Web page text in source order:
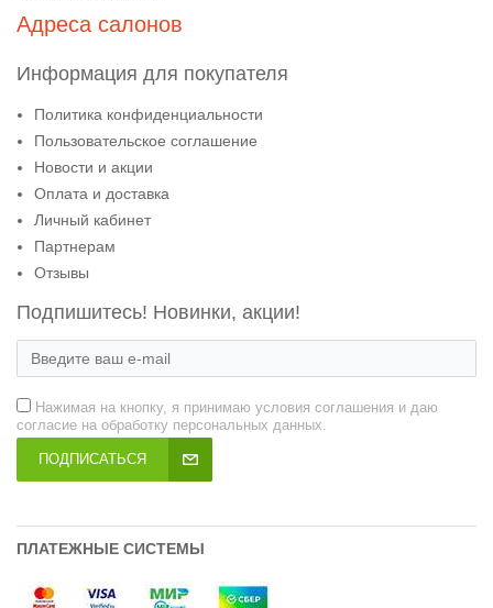
Адреса салонов
Информация для покупателя
Политика конфиденциальности
Пользовательское соглашение
Новости и акции
Оплата и доставка
Личный кабинет
Партнерам
Отзывы
Подпишитесь! Новинки, акции!
Нажимая на кнопку, я принимаю условия соглашения и даю
согласие на обработку персональных данных.
ПОДПИСАТЬСЯ
ПЛАТЕЖНЫЕ СИСТЕМЫ